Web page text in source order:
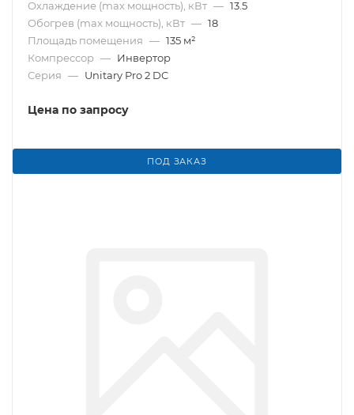
Охлаждение (max мощность), кВт — 13.5
Обогрев (max мощность), кВт — 18
Площадь помещения — 135 м²
Компрессор — Инвертор
Серия — Unitary Pro 2 DC
Цена по запросу
ПОД ЗАКАЗ